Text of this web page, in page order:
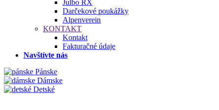
Julbo RX
Darčekové poukážky
Alpenverein
KONTAKT
Kontakt
Fakturačné údaje
Navštívte nás
Pánske
Dámske
Detské